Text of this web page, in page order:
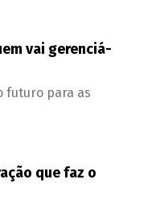
vai gerenciá-
futuro para as
que faz o